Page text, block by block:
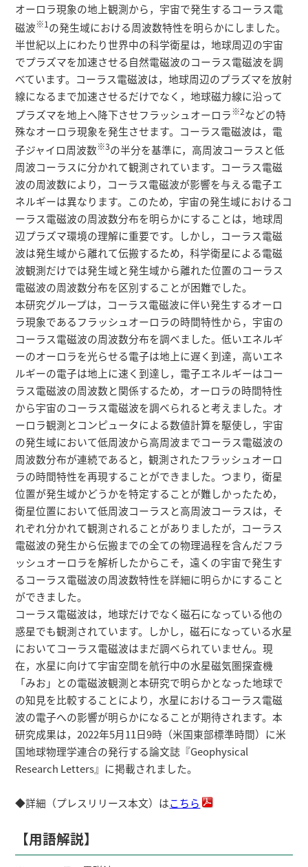
オーロラ現象の地上観測から，宇宙で発生するコーラス電
磁波※1の発生域における周波数特性を明らかにしました。
半世紀以上にわたり世界中の科学衛星は，地球周辺の宇宙
でプラズマを加速させる自然電磁波のコーラス電磁波を調
べています。コーラス電磁波は，地球周辺のプラズマを放射
線になるまで加速させるだけでなく，地球磁力線に沿って
プラズマを地上へ降下させフラッシュオーロラ ※2などの特
殊なオーロラ現象を発生させます。コーラス電磁波は，電
子ジャイロ周波数※3の半分を基準に，高周波コーラスと低
周波コーラスに分かれて観測されています。コーラス電磁
波の周波数により，コーラス電磁波が影響を与える電子エ
ネルギーは異なります。このため，宇宙の発生域におけるコ
ーラス電磁波の周波数分布を明らかにすることは，地球周
辺プラズマ環境の理解に重要です。しかし，コーラス電磁
波は発生域から離れて伝搬するため，科学衛星による電磁
波観測だけでは発生域と発生域から離れた位置のコーラス
電磁波の周波数分布を区別することが困難でした。
本研究グループは，コーラス電磁波に伴い発生するオーロ
ラ現象であるフラッシュオーロラの時間特性から，宇宙の
コーラス電磁波の周波数分布を調べました。低いエネルギ
ーのオーロラを光らせる電子は地上に遅く到達，高いエネ
ルギーの電子は地上に速く到達し，電子エネルギーはコー
ラス電磁波の周波数と関係するため，オーロラの時間特性
から宇宙のコーラス電磁波を調べられると考えました。オ
ーロラ観測とコンピュータによる数値計算を駆使し，宇宙
の発生域において低周波から高周波までコーラス電磁波の
周波数分布が連続であると，観測されたフラッシュオーロ
ラの時間特性を再現することができました。つまり，衛星
位置が発生域かどうかを特定することが難しかったため，
衛星位置において低周波コーラスと高周波コーラスは，そ
れぞれ分かれて観測されることがありましたが，コーラス
電磁波の発生から伝搬までの全ての物理過程を含んだフラ
ッシュオーロラを解析したからこそ，遠くの宇宙で発生す
るコーラス電磁波の周波数特性を詳細に明らかにすること
ができました。
コーラス電磁波は，地球だけでなく磁石になっている他の
惑星でも観測されています。しかし，磁石になっている水星
においてコーラス電磁波はまだ調べられていません。現
在，水星に向けて宇宙空間を航行中の水星磁気圏探査機
「みお」との電磁波観測と本研究で明らかとなった地球で
の知見を比較することにより，水星におけるコーラス電磁
波の電子への影響が明らかになることが期待されます。本
研究成果は，2022年5月11日9時（米国東部標準時間）に米
国地球物理学連合の発行する論文誌『Geophysical
Research Letters』に掲載されました。
◆詳細（プレスリリース本文）はこちら
【用語解説】